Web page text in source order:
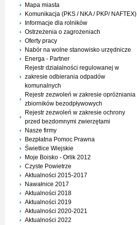
Mapa miasta
Komunikacja (PKS / NKA / PKP/ NAFTEX)
Informacje dla rolników
Ostrzeżenia o zagrożeniach
Oferty pracy
Nabór na wolne stanowisko urzędnicze
Energa - Partner
Rejestr działalności regulowanej w
zakresie odbierania odpadów
komunalnych
Rejestr zezwoleń w zakresie opróżniania
zbiorników bezodpływowych
Rejestr zezwoleń w zakresie ochrony
przed bezdomnymi zwierzętami
Nasze firmy
Bezpłatna Pomoc Prawna
Świetlice Wiejskie
Moje Boisko - Orlik 2012
Czyste Powietrze
Aktualności 2015-2017
Nawałnice 2017
Aktualności 2018
Aktualności 2019
Aktualności 2020-2021
Aktualności 2022